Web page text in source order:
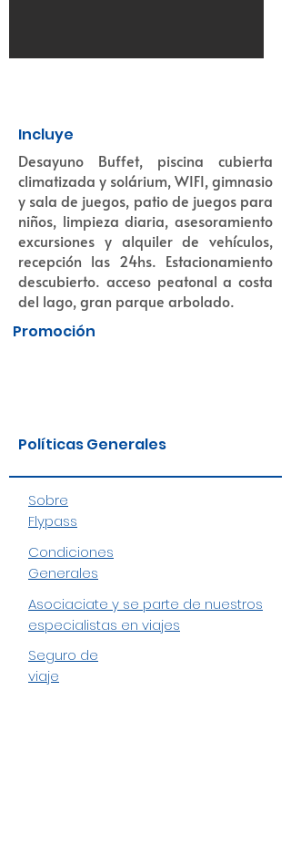
Promoción
Políticas Generales
Incluye
Desayuno Buffet, piscina cubierta
climatizada y solárium, WIFI, gimnasio
y sala de juegos, patio de juegos para
niños, limpieza diaria, asesoramiento
excursiones y alquiler de vehículos,
recepción las 24hs. Estacionamiento
descubierto. acceso peatonal a costa
del lago, gran parque arbolado.
Sobre
Flypass
Condiciones
Generales
Asociaciate y se parte de nuestros
especialistas en viajes
Seguro de
viaje